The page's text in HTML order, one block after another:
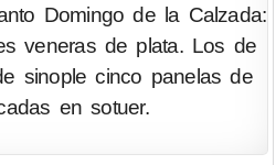
Domingo de la Calzada:
veneras de plata. Los de
sinople cinco panelas de
en sotuer.